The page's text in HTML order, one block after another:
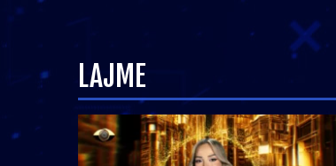
LAJME